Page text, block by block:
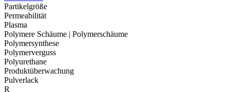
Partikelgröße
Permeabilität
Plasma
Polymere Schäume | Polymerschäume
Polymersynthese
Polymerverguss
Polyurethane
Produktüberwachung
Pulverlack
R